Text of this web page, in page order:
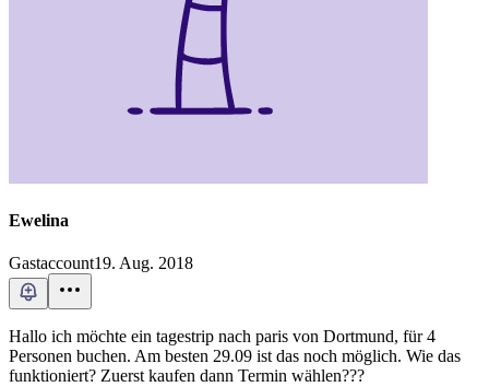
Ewelina
Gastaccount19. Aug. 2018
Hallo ich möchte ein tagestrip nach paris von Dortmund, für 4
Personen buchen. Am besten 29.09 ist das noch möglich. Wie das
funktioniert? Zuerst kaufen dann Termin wählen???